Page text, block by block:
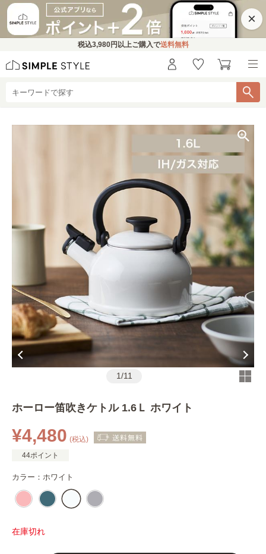
×
税込3,980円 以上ご購入で送料無料
1/11
ホーロー笛吹きケトル 1.6Ｌ ホワイト
¥4,480 (税込)
44ポイント
カラー： ホワイト
在庫切れ